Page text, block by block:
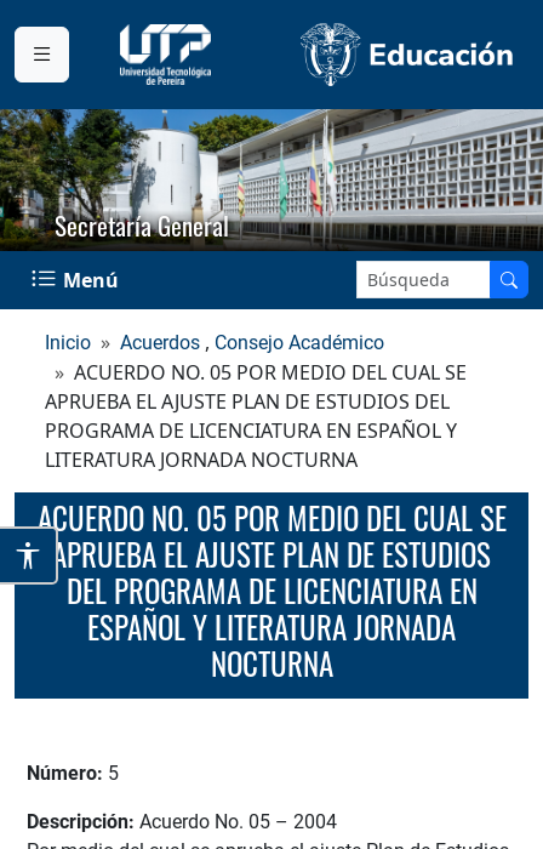
Secretaría General
Menú Buscar en el sitio:
Inicio Acuerdos , Consejo Académico
ACUERDO NO. 05 POR MEDIO DEL CUAL SE
APRUEBA EL AJUSTE PLAN DE ESTUDIOS DEL
PROGRAMA DE LICENCIATURA EN ESPAÑOL Y
LITERATURA JORNADA NOCTURNA
ACUERDO NO. 05 POR MEDIO DEL CUAL SE
APRUEBA EL AJUSTE PLAN DE ESTUDIOS
DEL PROGRAMA DE LICENCIATURA EN
ESPAÑOL Y LITERATURA JORNADA
NOCTURNA
Número: 5
Descripción: Acuerdo No. 05 – 2004